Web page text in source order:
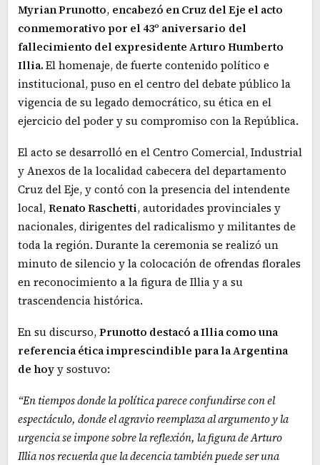
Myrian Prunotto, encabezó en Cruz del Eje el acto
conmemorativo por el 43º aniversario del
fallecimiento del expresidente Arturo Humberto
Illia.El homenaje, de fuerte contenido político e
institucional, puso en el centro del debate público la
vigencia de su legado democrático, su ética en el
ejercicio del poder y su compromiso con la República.
El acto se desarrolló en el Centro Comercial, Industrial
y Anexos de la localidad cabecera del departamento
Cruz del Eje, y contó con la presencia del intendente
local,Renato Raschetti, autoridades provinciales y
nacionales, dirigentes del radicalismo y militantes de
toda la región. Durante la ceremonia se realizó un
minuto de silencio y la colocación de ofrendas florales
en reconocimiento a la figura de Illia y a su
trascendencia histórica.
En su discurso,Prunotto destacó a Illia como una
referencia ética imprescindible para la Argentina
de hoyy sostuvo:
“En tiempos donde la política parece confundirse con el
espectáculo, donde el agravio reemplaza al argumento y la
urgencia se impone sobre la reflexión, la figura de Arturo
Illia nos recuerda que la decencia también puede ser una